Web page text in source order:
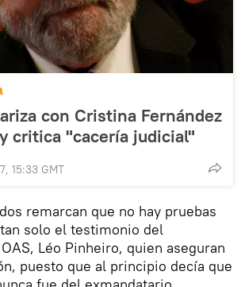
con Cristina Fernández
critica "cacería judicial"
15:33 GMT
remarcan que no hay pruebas
solo el testimonio del
Léo Pinheiro, quien aseguran
puesto que al principio decía que